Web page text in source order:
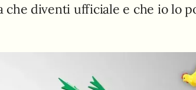
che diventi ufficiale e che io lo